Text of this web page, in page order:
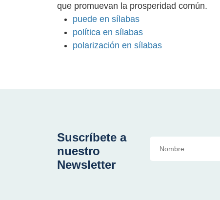
que promuevan la prosperidad común.
puede en sílabas
política en sílabas
polarización en sílabas
Suscríbete a
nuestro
Newsletter